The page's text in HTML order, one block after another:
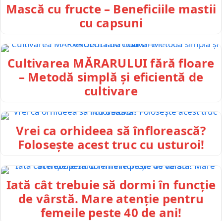
Mască cu fructe – Beneficiile mastii
cu capsuni
Cultivarea MĂRARULUI fără floare
– Metodă simplă și eficientă de
cultivare
Vrei ca orhideea să înflorească?
Folosește acest truc cu usturoi!
Iată cât trebuie să dormi în funcție
de vârstă. Mare atenție pentru
femeile peste 40 de ani!